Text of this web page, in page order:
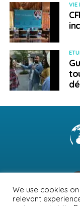
VIE
We use cookies
relevant